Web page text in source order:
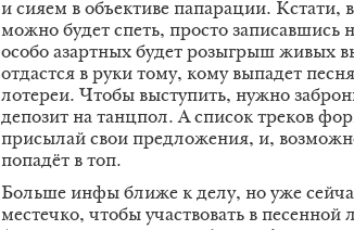
и сияем в объективе папарации. Кстати,
можно будет спеть, просто записавшись
особо азартных будет розыгрыш живых
отдастся в руки тому, кому выпадет
лотереи. Чтобы выступить, нужно
депозит на танцпол. А список треков
присылай свои предложения, и,
попадёт в топ.
Больше инфы ближе к делу, но уже
местечко, чтобы участвовать в песенной